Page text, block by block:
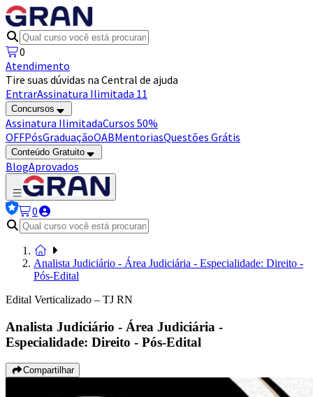
0
Atendimento
Tire suas dúvidas na Central de ajuda
EntrarAssinatura Ilimitada 11
Concursos
Assinatura IlimitadaCursos 50%
OFFPósGraduaçãoOABMentoriasQuestões Grátis
Conteúdo Gratuito
BlogAprovados
0
Analista Judiciário - Área Judiciária - Especialidade: Direito -
Pós-Edital
Edital Verticalizado – TJ RN
Analista Judiciário - Área Judiciária -
Especialidade: Direito - Pós-Edital
Compartilhar